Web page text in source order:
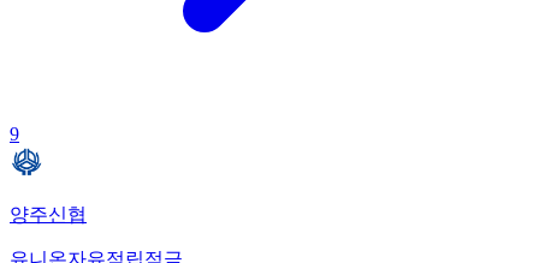
9
양주신협
유니온자유적립적금